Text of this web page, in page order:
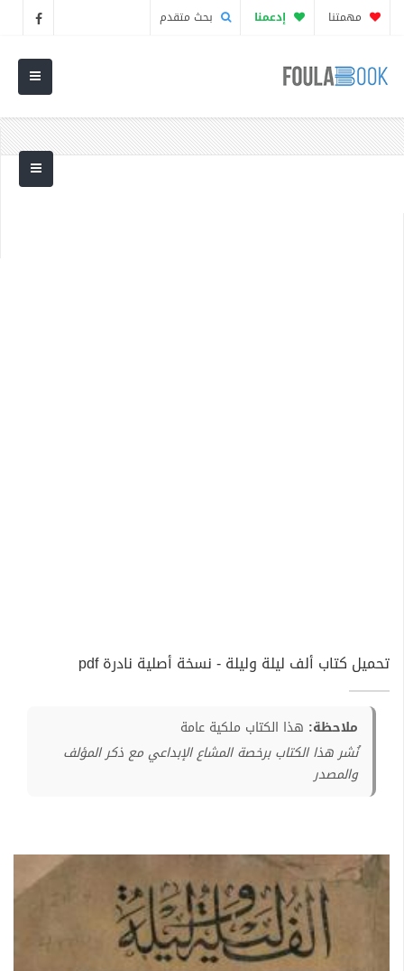
مهمتنا إدعمنا بحث متقدم
تحميل كتاب ألف ليلة وليلة - نسخة أصلية نادرة pdf
ملاحظة: هذا الكتاب ملكية عامة
نُشر هذا الكتاب برخصة المشاع الإبداعي مع ذكر المؤلف
والمصدر